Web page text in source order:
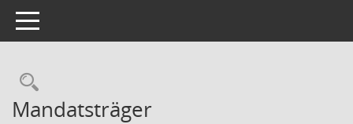
Toggle navigation
Rechercheauswahl
Mandatsträger